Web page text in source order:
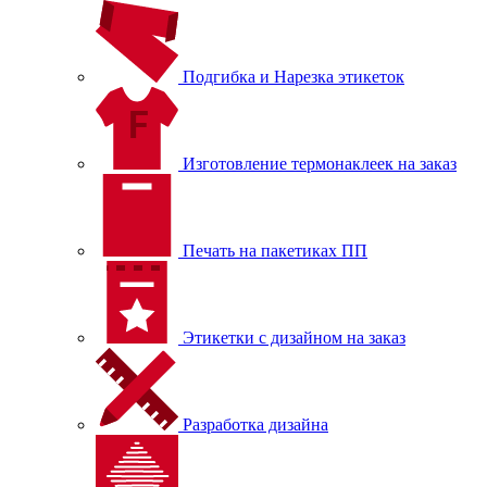
Подгибка и Нарезка этикеток
Изготовление термонаклеек на заказ
Печать на пакетиках ПП
Этикетки с дизайном на заказ
Разработка дизайна